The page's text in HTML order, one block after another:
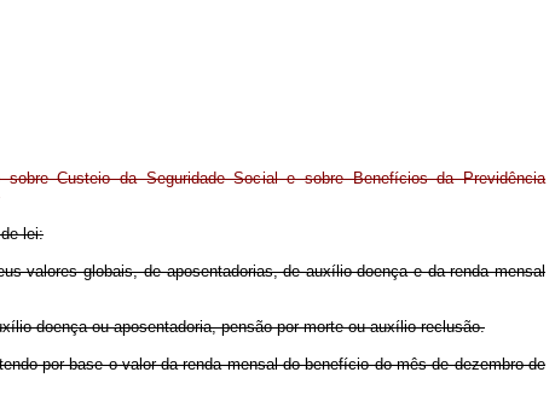
sobre Custeio da Seguridade Social e sobre Benefícios da Previdência
lei:
valores globais, de aposentadorias, de auxílio-doença e da renda mensal
doença ou aposentadoria, pensão por morte ou auxílio-reclusão.
por base o valor da renda mensal do benefício do mês de dezembro de